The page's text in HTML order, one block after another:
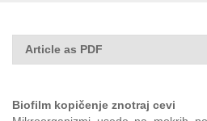
Article as PDF
Biofilm kopičenje znotraj cevi